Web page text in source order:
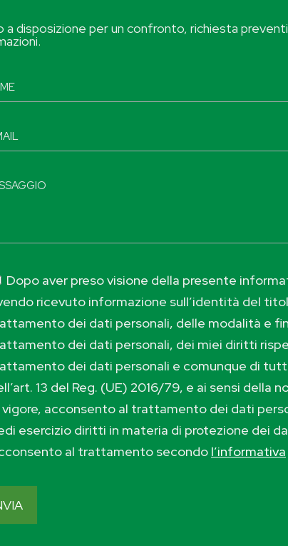
a disposizione per un confronto, richiesta
Dopo aver preso visione della presente
ricevuto informazione sull’identità del
dei dati personali, delle modalità e
dei dati personali, dei miei diritti
dei dati personali e comunque di
13 del Reg. (UE) 2016/79, e ai sensi della
vigore, acconsento al trattamento dei dati
esercizio diritti in materia di protezione dei
al trattamento secondo l’informativa